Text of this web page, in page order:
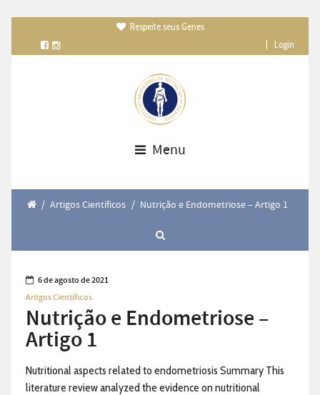
Respeite seus Genes
Login
Menu
/ Artigos Científicos / Nutrição e Endometriose – Artigo 1
6 de agosto de 2021
Artigos Científicos
Nutrição e Endometriose –
Artigo 1
Nutritional aspects related to endometriosis Summary This
literature review analyzed the evidence on nutritional